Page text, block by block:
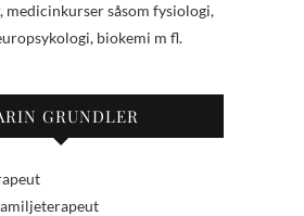
medicinkurser såsom fysiologi,
biokemi m fl.
GRUNDLER